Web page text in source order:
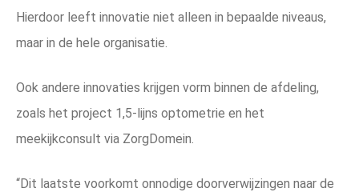
Hierdoor leeft innovatie niet alleen in bepaalde niveaus,
maar in de hele organisatie.
Ook andere innovaties krijgen vorm binnen de afdeling,
zoals het project 1,5-lijns optometrie en het
meekijkconsult via ZorgDomein.
“Dit laatste voorkomt onnodige doorverwijzingen naar de